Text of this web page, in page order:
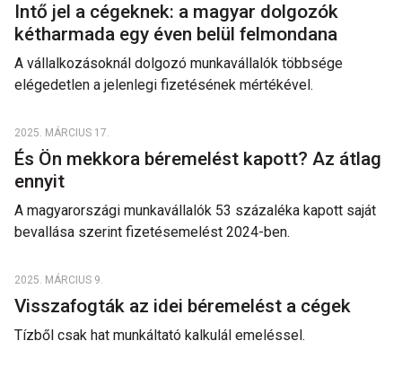
Intő jel a cégeknek: a magyar dolgozók
kétharmada egy éven belül felmondana
A vállalkozásoknál dolgozó munkavállalók többsége
elégedetlen a jelenlegi fizetésének mértékével.
2025. MÁRCIUS 17.
És Ön mekkora béremelést kapott? Az átlag
ennyit
A magyarországi munkavállalók 53 százaléka kapott saját
bevallása szerint fizetésemelést 2024-ben.
2025. MÁRCIUS 9.
Visszafogták az idei béremelést a cégek
Tízből csak hat munkáltató kalkulál emeléssel.